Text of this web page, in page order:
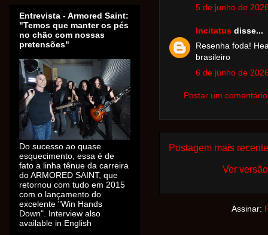
5 de junho de
Incitatus disse...
Resenha foda!
brasileiro
6 de junho de
Postar um comentário
Postagem mais recente
Ver
Assinar:
Entrevista - Armored Saint:
"Temos que manter os pés
no chão com nossas
pretensões"
Do sucesso ao quase
esquecimento, essa é de
fato a linha tênue da carreira
do ARMORED SAINT, que
retornou com tudo em 2015
com o lançamento do
excelente "Win Hands
Down". Interview also
available in English